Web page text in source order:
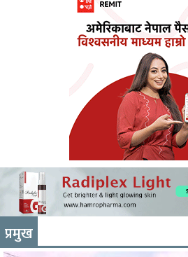
प्रमुख